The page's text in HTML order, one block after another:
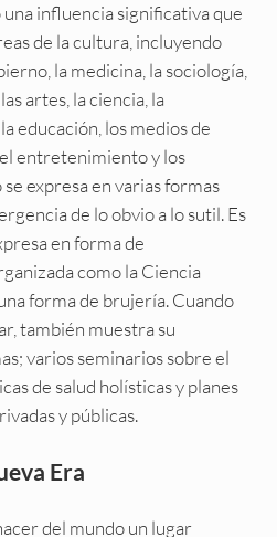
influencia significativa que
de la cultura, incluyendo
la medicina, la sociología,
artes, la ciencia, la
educación, los medios de
entretenimiento y los
expresa en varias formas
de lo obvio a lo sutil. Es
en forma de
como la Ciencia
forma de brujería. Cuando
también muestra su
varios seminarios sobre el
de salud holísticas y planes
y públicas.
Era
del mundo un lugar